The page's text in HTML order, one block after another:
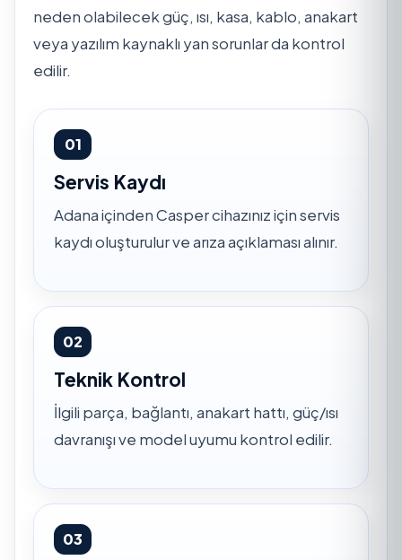
neden olabilecek güç, ısı, kasa, kablo, anakart
veya yazılım kaynaklı yan sorunlar da kontrol
edilir.
01
Servis Kaydı
Adana içinden Casper cihazınız için servis
kaydı oluşturulur ve arıza açıklaması alınır.
02
Teknik Kontrol
İlgili parça, bağlantı, anakart hattı, güç/ısı
davranışı ve model uyumu kontrol edilir.
03